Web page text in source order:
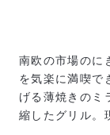
南欧の市場のに
を気楽に満喫で
げる薄焼きのミ
縮したグリル。